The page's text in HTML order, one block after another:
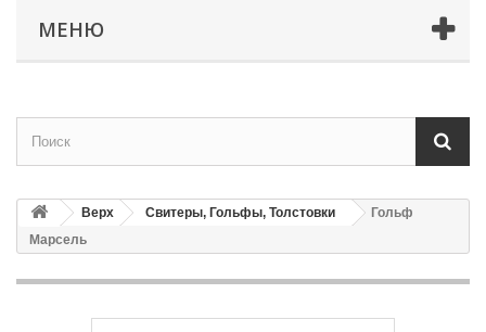
МЕНЮ
Верх Свитеры, Гольфы, Толстовки
Гольф
Марсель